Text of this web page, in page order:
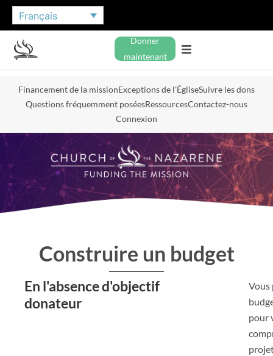
Français
Donner
maintenant
Financement de la missionExceptions de l'ÉgliseSuivre les dons
Questions fréquemment poséesRessourcesContactez-nous
Connexion
Construire un budget
En l'absence d'objectif
donateur
Vous
pour